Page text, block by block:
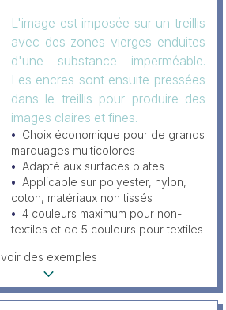
L'image est imposée sur un treillis
avec des zones vierges enduites
d'une substance imperméable.
Les encres sont ensuite pressées
dans le treillis pour produire des
images claires et fines.
Choix économique pour de grands
marquages multicolores
Adapté aux surfaces plates
Applicable sur polyester, nylon,
coton, matériaux non tissés
4 couleurs maximum pour non-
textiles et de 5 couleurs pour textiles
voir des exemples